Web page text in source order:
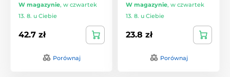
W magazynie, w czwartek
13. 8. u Ciebie
42.7 zł
Porównaj
W magazynie, w czwartek
13. 8. u Ciebie
23.8 zł
Porównaj